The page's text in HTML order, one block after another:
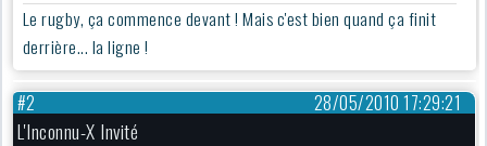
Le rugby, ça commence devant ! Mais c'est bien quand ça finit
derrière... la ligne !
28/05/2010 17:29:21
#2
L'Inconnu-X Invité